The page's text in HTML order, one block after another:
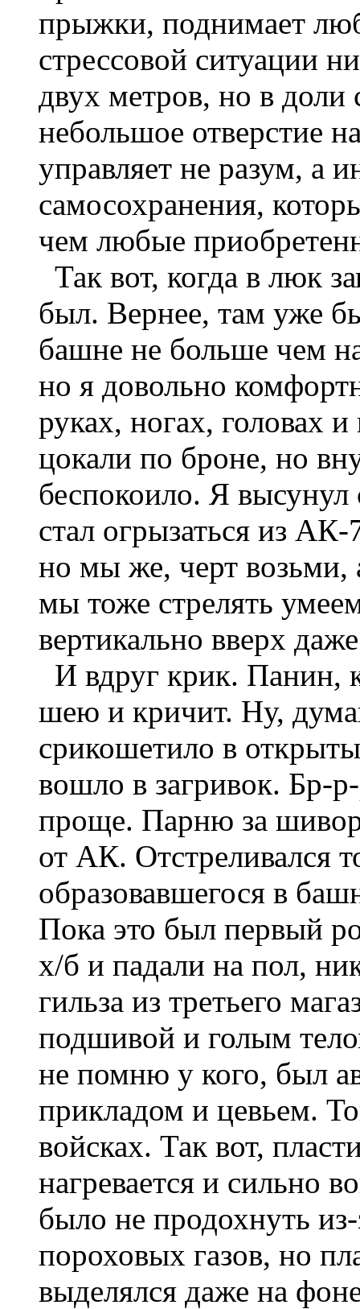
прыжки, поднимает
стрессовой ситуации
двух метров, но в доли
небольшое отверстие
управляет не разум, а
самосохранения,
чем любые
Так вот, когда в люк
был. Вернее, там уже
башне не больше чем
но я довольно
руках, ногах, головах
цокали по броне, но
беспокоило. Я
стал огрызаться из
но мы же, черт возьми,
мы тоже стрелять
вертикально вверх
И вдруг крик. Панин,
шею и кричит. Ну,
срикошетило в
вошло в загривок. Бр-
проще. Парню за
от АК. Отстреливался
образовавшегося в
Пока это был первый
х/б и падали на пол,
гильза из третьего
подшивой и голым
не помню у кого, был
прикладом и цевьем.
войсках. Так вот,
нагревается и сильно
было не продохнуть
пороховых газов, но
выделялся даже на